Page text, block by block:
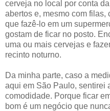
cerveja no local por conta
abertos e, mesmo com
que fazê-lo em um
gostam de ficar no posto.
uma ou mais cervejas e
recinto noturno.
Da minha parte, caso a
aqui em São Paulo, sentirei
comodidade. Porque ficar
bom é um negócio que